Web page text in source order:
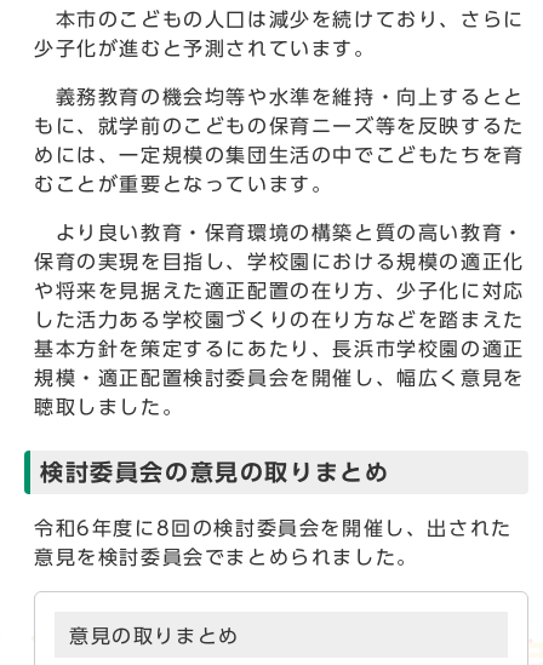
本市のこどもの人口は減少を続けており、さらに
少子化が進むと予測されています。
義務教育の機会均等や水準を維持・向上するとと
もに、就学前のこどもの保育ニーズ等を反映するた
めには、一定規模の集団生活の中でこどもたちを育
むことが重要となっています。
より良い教育・保育環境の構築と質の高い教育・
保育の実現を目指し、学校園における規模の適正化
や将来を見据えた適正配置の在り方、少子化に対応
した活力ある学校園づくりの在り方などを踏まえた
基本方針を策定するにあたり、長浜市学校園の適正
規模・適正配置検討委員会を開催し、幅広く意見を
聴取しました。
検討委員会の意見の取りまとめ
令和6年度に8回の検討委員会を開催し、出された
意見を検討委員会でまとめられました。
意見の取りまとめ